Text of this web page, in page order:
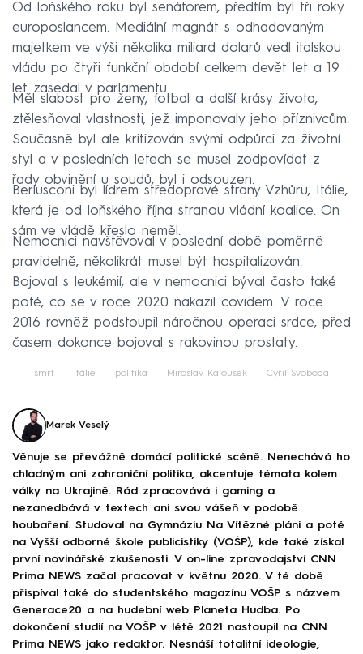
Od loňského roku byl senátorem, předtím byl tři roky
europoslancem. Mediální magnát s odhadovaným
majetkem ve výši několika miliard dolarů vedl italskou
vládu po čtyři funkční období celkem devět let a 19
let zasedal v parlamentu.
Měl slabost pro ženy, fotbal a další krásy života,
ztělesňoval vlastnosti, jež imponovaly jeho příznivcům.
Současně byl ale kritizován svými odpůrci za životní
styl a v posledních letech se musel zodpovídat z
řady obvinění u soudů, byl i odsouzen.
Berlusconi byl lídrem středopravé strany Vzhůru, Itálie,
která je od loňského října stranou vládní koalice. On
sám ve vládě křeslo neměl.
Nemocnici navštěvoval v poslední době poměrně
pravidelně, několikrát musel být hospitalizován.
Bojoval s leukémií, ale v nemocnici býval často také
poté, co se v roce 2020 nakazil covidem. V roce
2016 rovněž podstoupil náročnou operaci srdce, před
časem dokonce bojoval s rakovinou prostaty.
smrt Itálie politika Miroslav Kalousek Cyril Svoboda
Marek Veselý
Věnuje se převážně domácí politické scéně. Nenechává ho
chladným ani zahraniční politika, akcentuje témata kolem
války na Ukrajině. Rád zpracovává i gaming a
nezanedbává v textech ani svou vášeň v podobě
houbaření. Studoval na Gymnáziu Na Vítězné pláni a poté
na Vyšší odborné škole publicistiky (VOŠP), kde také získal
první novinářské zkušenosti. V on-line zpravodajství CNN
Prima NEWS začal pracovat v květnu 2020. V té době
přispíval také do studentského magazínu VOŠP s názvem
Generace20 a na hudební web Planeta Hudba. Po
dokončení studií na VOŠP v létě 2021 nastoupil na CNN
Prima NEWS jako redaktor. Nesnáší totalitní ideologie,